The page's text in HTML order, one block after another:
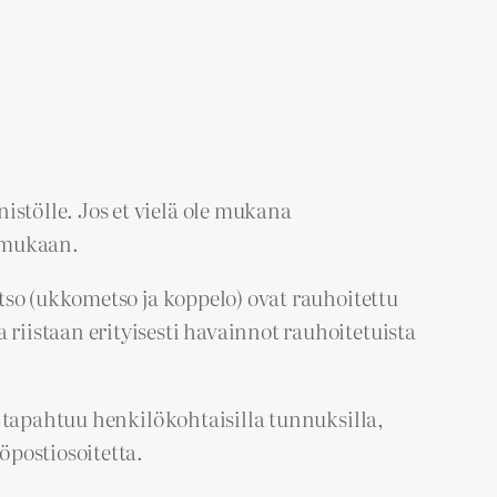
Jos et vielä ole mukana
(ukkometso ja koppelo) ovat rauhoitettu
riistaan erityisesti havainnot rauhoitetuista
henkilökohtaisilla tunnuksilla,